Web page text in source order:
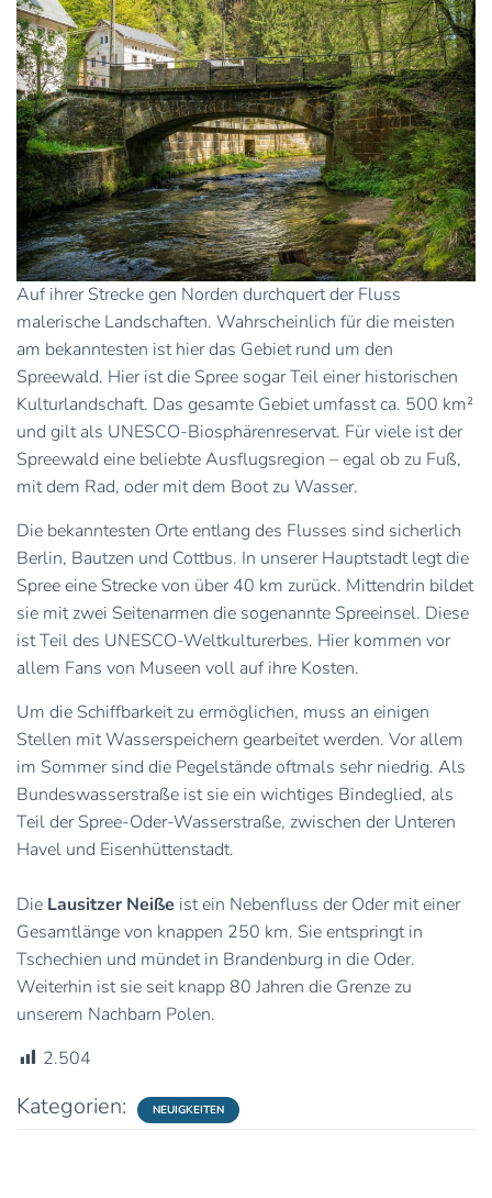
Auf ihrer Strecke gen Norden durchquert der Fluss
malerische Landschaften. Wahrscheinlich für die meisten
am bekanntesten ist hier das Gebiet rund um den
Spreewald. Hier ist die Spree sogar Teil einer historischen
Kulturlandschaft. Das gesamte Gebiet umfasst ca. 500 km²
und gilt als UNESCO-Biosphärenreservat. Für viele ist der
Spreewald eine beliebte Ausflugsregion – egal ob zu Fuß,
mit dem Rad, oder mit dem Boot zu Wasser.
Die bekanntesten Orte entlang des Flusses sind sicherlich
Berlin, Bautzen und Cottbus. In unserer Hauptstadt legt die
Spree eine Strecke von über 40 km zurück. Mittendrin bildet
sie mit zwei Seitenarmen die sogenannte Spreeinsel. Diese
ist Teil des UNESCO-Weltkulturerbes. Hier kommen vor
allem Fans von Museen voll auf ihre Kosten.
Um die Schiffbarkeit zu ermöglichen, muss an einigen
Stellen mit Wasserspeichern gearbeitet werden. Vor allem
im Sommer sind die Pegelstände oftmals sehr niedrig. Als
Bundeswasserstraße ist sie ein wichtiges Bindeglied, als
Teil der Spree-Oder-Wasserstraße, zwischen der Unteren
Havel und Eisenhüttenstadt.
Die Lausitzer Neiße ist ein Nebenfluss der Oder mit einer
Gesamtlänge von knappen 250 km. Sie entspringt in
Tschechien und mündet in Brandenburg in die Oder.
Weiterhin ist sie seit knapp 80 Jahren die Grenze zu
unserem Nachbarn Polen.
2.504
Kategorien: NEUIGKEITEN